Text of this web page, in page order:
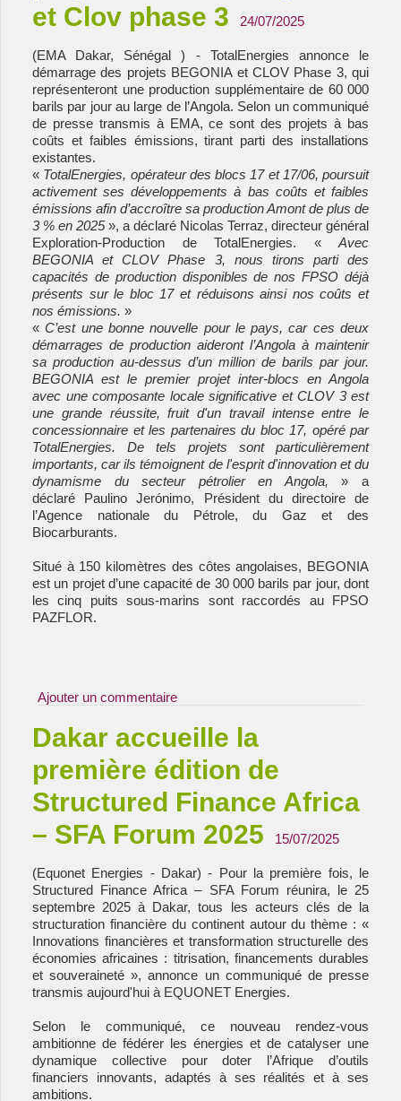
et Clov phase 3
24/07/2025
(EMA Dakar, Sénégal ) - TotalEnergies annonce le
démarrage des projets BEGONIA et CLOV Phase 3, qui
représenteront une production supplémentaire de 60 000
barils par jour au large de l’Angola. Selon un communiqué
de presse transmis à EMA, ce sont des projets à bas
coûts et faibles émissions, tirant parti des installations
existantes.
« TotalEnergies, opérateur des blocs 17 et 17/06, poursuit
activement ses développements à bas coûts et faibles
émissions afin d’accroître sa production Amont de plus de
3 % en 2025», a déclaré Nicolas Terraz, directeur général
Exploration-Production de TotalEnergies. « Avec
BEGONIA et CLOV Phase 3, nous tirons parti des
capacités de production disponibles de nos FPSO déjà
présents sur le bloc 17 et réduisons ainsi nos coûts et
nos émissions. »
«C’est une bonne nouvelle pour le pays, car ces deux
démarrages de production aideront l’Angola à maintenir
sa production au-dessus d’un million de barils par jour.
BEGONIA est le premier projet inter-blocs en Angola
avec une composante locale significative et CLOV 3 est
une grande réussite, fruit d'un travail intense entre le
concessionnaire et les partenaires du bloc 17, opéré par
TotalEnergies. De tels projets sont particulièrement
importants, car ils témoignent de l'esprit d'innovation et du
dynamisme du secteur pétrolier en Angola, » a
déclaré Paulino Jerónimo, Président du directoire de
l’Agence nationale du Pétrole, du Gaz et des
Biocarburants.
Situé à 150 kilomètres des côtes angolaises, BEGONIA
est un projet d’une capacité de 30 000 barils par jour, dont
les cinq puits sous-marins sont raccordés au FPSO
PAZFLOR.
Ajouter un commentaire
Dakar accueille la
première édition de
Structured Finance Africa
– SFA Forum 2025
15/07/2025
(Equonet Energies - Dakar) - Pour la première fois, le
Structured Finance Africa – SFA Forum réunira, le 25
septembre 2025 à Dakar, tous les acteurs clés de la
structuration financière du continent autour du thème : «
Innovations financières et transformation structurelle des
économies africaines : titrisation, financements durables
et souveraineté », annonce un communiqué de presse
transmis aujourd'hui à EQUONET Energies.
Selon le communiqué, ce nouveau rendez-vous
ambitionne de fédérer les énergies et de catalyser une
dynamique collective pour doter l’Afrique d’outils
financiers innovants, adaptés à ses réalités et à ses
ambitions.